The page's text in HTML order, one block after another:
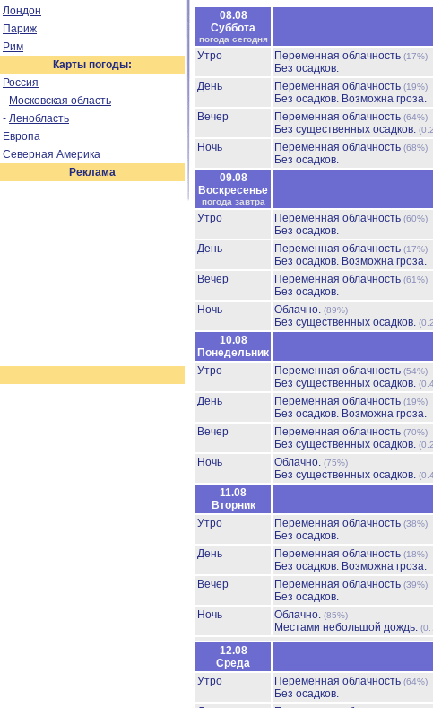
Лондон
Париж
Рим
Карты погоды:
Россия
- Московская область
- Ленобласть
Европа
Северная Америка
Реклама
08.08
Суббота
погода сегодня
Утро Переменная облачность (17%)
Без осадков.
День
Переменная облачность (19%)
Без осадков. Возможна гроза.
Вечер
Переменная облачность (64%)
Без существенных осадков.
Ночь
Переменная облачность (68%)
Без осадков.
09.08
Воскресенье
погода завтра
Утро Переменная облачность (60%)
Без осадков.
День
Переменная облачность (17%)
Без осадков. Возможна гроза.
Вечер
Переменная облачность (61%)
Без осадков.
Ночь
Облачно. (89%)
Без существенных осадков.
10.08
Понедельник
Утро
Переменная облачность (54%)
Без существенных осадков.
День
Переменная облачность (19%)
Без осадков. Возможна гроза.
Вечер
Переменная облачность (70%)
Без существенных осадков.
Ночь
Облачно. (75%)
Без существенных осадков.
11.08
Вторник
Утро
Переменная облачность (38%)
Без осадков.
День
Переменная облачность (18%)
Без осадков. Возможна гроза.
Вечер
Переменная облачность (39%)
Без осадков.
Ночь
Облачно. (85%)
Местами небольшой дождь.
12.08
Среда
Утро
Переменная облачность (64%)
Без осадков.